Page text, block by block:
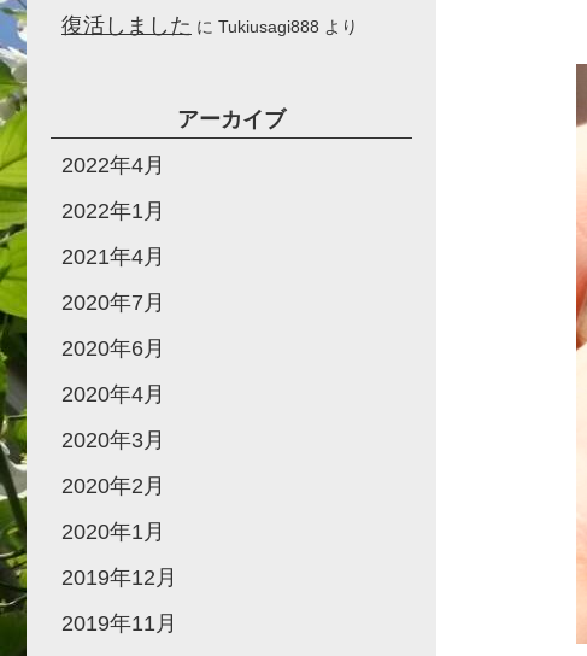
復活しました に Tukiusagi888 より
アーカイブ
2022年4月
2022年1月
2021年4月
2020年7月
2020年6月
2020年4月
2020年3月
2020年2月
2020年1月
2019年12月
2019年11月